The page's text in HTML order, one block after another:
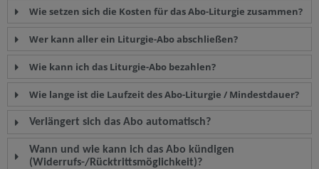
Wie setzen sich die Kosten für das Abo-Liturgie zusammen?
Wer kann aller ein Liturgie-Abo abschließen?
Wie kann ich das Liturgie-Abo bezahlen?
Wie lange ist die Laufzeit des Abo-Liturgie / Mindestdauer?
Verlängert sich das Abo automatisch?
Wann und wie kann ich das Abo kündigen
(Widerrufs-/Rücktrittsmöglichkeit)?